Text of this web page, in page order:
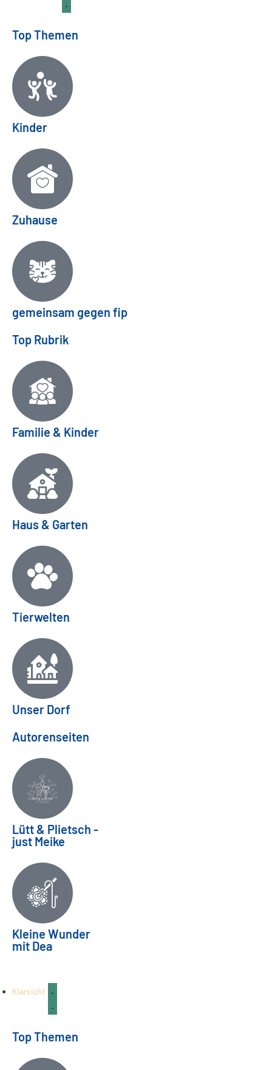
Top Themen
Kinder
Zuhause
gemeinsam gegen fip
Top Rubrik
Familie & Kinder
Haus & Garten
Tierwelten
Unser Dorf
Autorenseiten
Lütt & Plietsch -
just Meike
Kleine Wunder
mit Dea
Ein Abschied verändert alles |
Bereitschaftspflege Teil 03
Aug.
Klarsicht
Top Themen